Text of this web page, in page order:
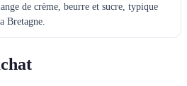
de crème, beurre et sucre, typique
Bretagne.